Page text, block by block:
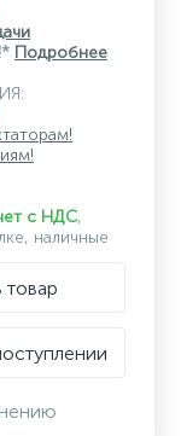
Подробнее
с НДС,
наличные
товар